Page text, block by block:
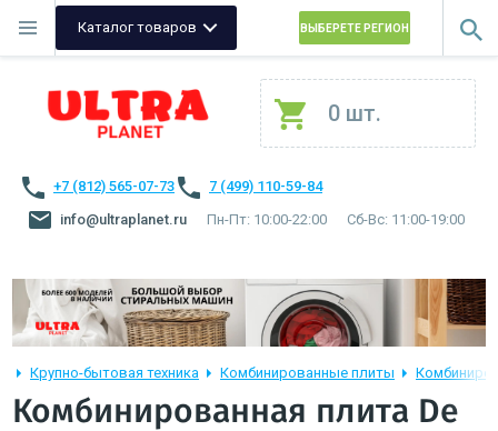
Каталог товаров ВЫБЕРЕТЕ РЕГИОН
0 шт.
+7 (812) 565-07-73
7 (499) 110-59-84
info@ultraplanet.ru
Пн-Пт: 10:00-22:00 Сб-Вс: 11:00-19:00
Крупно-бытовая техника Комбинированные плиты
Комбинированная плита De